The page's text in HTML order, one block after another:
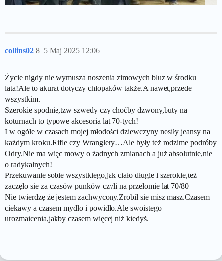
collins02 5 Maj 2025 12:06
8
Życie nigdy nie wymusza noszenia zimowych bluz w środku
lata!Ale to akurat dotyczy chłopaków także.A nawet,przede
wszystkim.
Szerokie spodnie,tzw szwedy czy choćby dzwony,buty na
koturnach to typowe akcesoria lat 70-tych!
I w ogóle w czasach mojej młodości dziewczyny nosiły jeansy na
każdym kroku.Rifle czy Wranglery…Ale były też rodzime podróby
Odry.Nie ma więc mowy o żadnych zmianach a już absolutnie,nie
o radykalnych!
Przekuwanie sobie wszystkiego,jak ciało długie i szerokie,też
zaczęło sie za czasów punków czyli na przełomie lat 70/80
Nie twierdzę że jestem zachwycony.Zrobił sie misz masz.Czasem
ciekawy a czasem mydło i powidło.Ale swoistego
urozmaicenia,jakby czasem więcej niż kiedyś.